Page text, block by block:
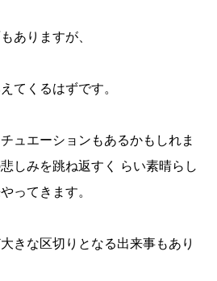
ありますが、
てくるはずです。
ュエーションもあるかもしれま
しみを跳ね返すく らい素晴らし
ってきます。
きな区切りとなる出来事もあり